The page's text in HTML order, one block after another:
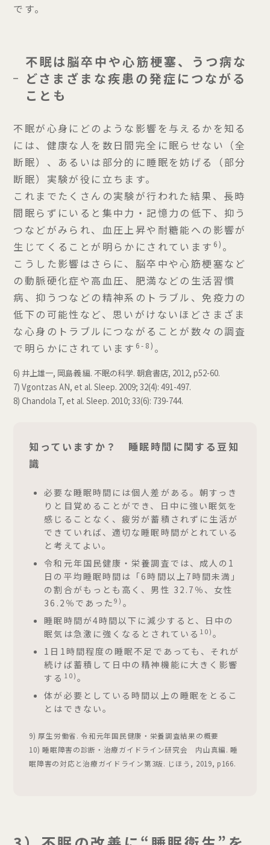
です。
不眠は脳卒中や心筋梗塞、うつ病な
どさまざまな疾患の発症につながる
ことも
不眠が心身にどのような影響を与えるかを知る
には、健康な人を数日間完全に眠らせない（全
断眠）、あるいは部分的に睡眠を妨げる（部分
断眠）実験が役に立ちます。
これまでたくさんの実験が行われた結果、長時
間眠らずにいると集中力・記憶力の低下、抑う
つなどがみられ、血圧上昇や耐糖能への影響が
生じてくることが明らかにされています 6) 。
こうした影響はさらに、脳卒中や心筋梗塞など
の動脈硬化症や高血圧、肥満などの生活習慣
病、抑うつなどの精神系のトラブル、免疫力の
低下の可能性など、思いがけないほどさまざま
な心身のトラブルにつながることが数々の調査
で明らかにされています 6-8) 。
6) 井上雄一, 岡島義 編. 不眠の科学. 朝倉書店, 2012, p52-60.
7) Vgontzas AN, et al. Sleep. 2009; 32(4): 491-497.
8) Chandola T, et al. Sleep. 2010; 33(6): 739-744.
知っていますか？ 睡眠時間に関する豆知
識
必要な睡眠時間には個人差がある。朝すっき
りと目覚めることができ、日中に強い眠気を
感じることなく、疲労が蓄積されずに生活が
できていれば、適切な睡眠時間がとれている
と考えてよい。
令和元年国民健康・栄養調査では、成人の1
日の平均睡眠時間は「6時間以上7時間未満」
の割合がもっとも高く、男性 32.7％、女性
36.2％であった9) 。
睡眠時間が4時間以下に減少すると、日中の
眠気は急激に強くなるとされている 10) 。
1日1時間程度の睡眠不足であっても、それが
続けば蓄積して日中の精神機能に大きく影響
する 10) 。
体が必要としている時間以上の睡眠をとるこ
とはできない。
9) 厚生労働省. 令和元年国民健康・栄養調査結果の概要
10) 睡眠障害の診断・治療ガイドライン研究会 内山真編. 睡
眠障害の対応と治療ガイドライン第3版. じほう, 2019, p166.